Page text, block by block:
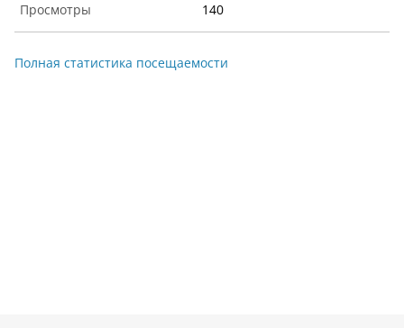
140
Полная статистика посещаемости